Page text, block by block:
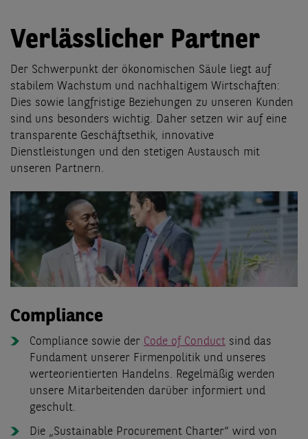
Verlässlicher Partner
Der Schwerpunkt der ökonomischen Säule liegt auf
stabilem Wachstum und nachhaltigem Wirtschaften:
Dies sowie langfristige Beziehungen zu unseren Kunden
sind uns besonders wichtig. Daher setzen wir auf eine
transparente Geschäftsethik, innovative
Dienstleistungen und den stetigen Austausch mit
unseren Partnern.
Compliance
Compliance sowie der Code of Conduct sind das
Fundament unserer Firmenpolitik und unseres
werteorientierten Handelns. Regelmäßig werden
unsere Mitarbeitenden darüber informiert und
geschult.
Die „Sustainable Procurement Charter“ wird von